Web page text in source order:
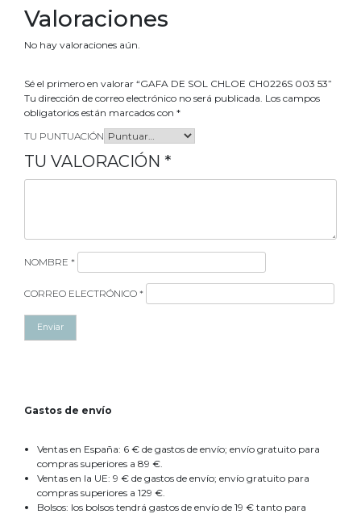
Valoraciones
No hay valoraciones aún.
Sé el primero en valorar “GAFA DE SOL CHLOE CH0226S 003 53”
Tu dirección de correo electrónico no será publicada. Los campos
obligatorios están marcados con *
TU PUNTUACIÓN
TU VALORACIÓN *
NOMBRE *
CORREO ELECTRÓNICO *
Gastos de envío
Ventas en España: 6 € de gastos de envío; envío gratuito para
compras superiores a 89 €.
Ventas en la UE: 9 € de gastos de envío; envío gratuito para
compras superiores a 129 €.
Bolsos: los bolsos tendrá gastos de envío de 19 € tanto para